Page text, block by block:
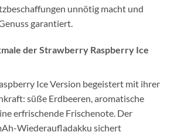
unnötig macht und
garantiert.
der Strawberry Raspberry Ice
Ice Version begeistert mit ihrer
süße Erdbeeren, aromatische
erfrischende Frischenote. Der
Wiederaufladakku sichert